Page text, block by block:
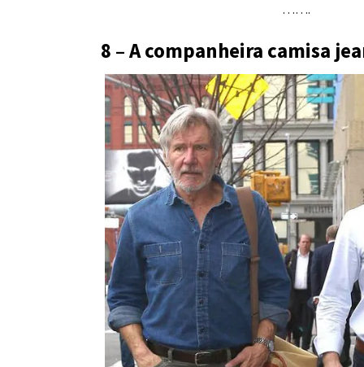
…….
8 – A companheira camisa